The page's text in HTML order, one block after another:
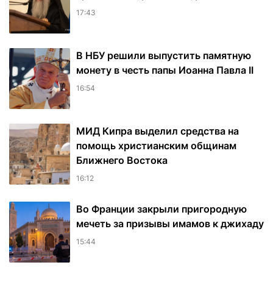
17:43
В НБУ решили выпустить памятную
монету в честь папы Иоанна Павла II
16:54
МИД Кипра выделил средства на
помощь христианским общинам
Ближнего Востока
16:12
Во Франции закрыли пригородную
мечеть за призывы имамов к джихаду
15:44